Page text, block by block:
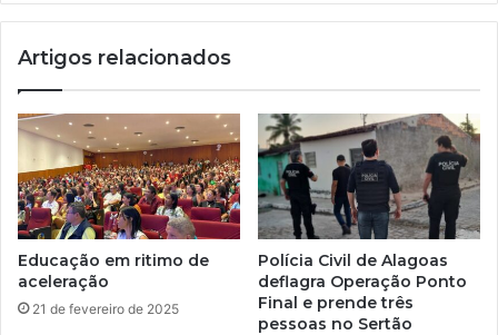
Artigos relacionados
Educação em ritimo de
aceleração
21 de fevereiro de 2025
Polícia Civil de Alagoas
deflagra Operação Ponto
Final e prende três
pessoas no Sertão